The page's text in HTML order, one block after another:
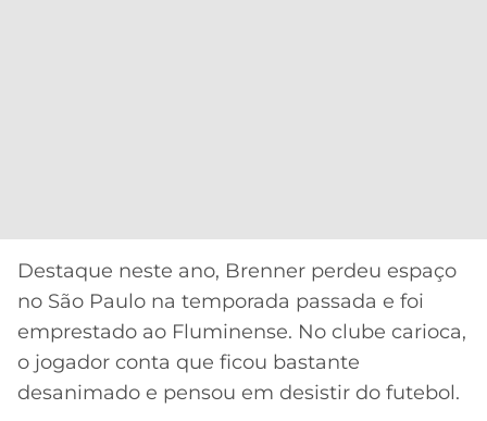
ATLÉTICO
MG
Destaque neste ano, Brenner perdeu espaço
no São Paulo na temporada passada e foi
emprestado ao Fluminense. No clube carioca,
o jogador conta que ficou bastante
desanimado e pensou em desistir do futebol.